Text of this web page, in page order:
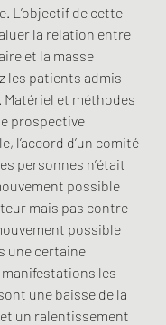
L’objectif de cette
la relation entre
et la masse
les patients admis
et méthodes
prospective
l’accord d’un comité
personnes n’était
possible
mais pas contre
possible
une certaine
les
une baisse de la
un ralentissement